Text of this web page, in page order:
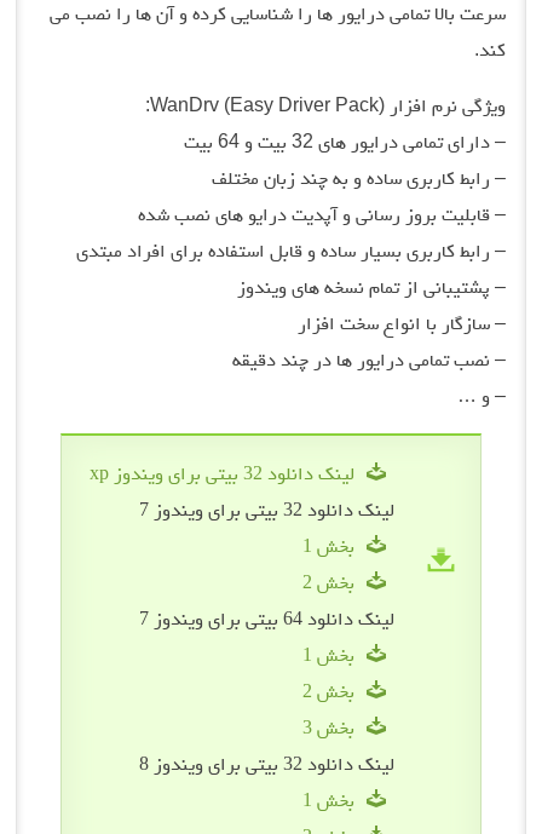
سرعت بالا تمامی درایور ها را شناسایی کرده و آن ها را نصب می
کند.
ویژگی نرم افزار (WanDrv (Easy Driver Pack:
– دارای تمامی درایور های 32 بیت و 64 بیت
– رابط کاربری ساده و به چند زبان مختلف
– قابلیت بروز رسانی و آپدیت درایو های نصب شده
– رابط کاربری بسیار ساده و قابل استفاده برای افراد مبتدی
– پشتیبانی از تمام نسخه های ویندوز
– سازگار با انواع سخت افزار
– نصب تمامی درایور ها در چند دقیقه
– و …
لینک دانلود 32 بیتی برای ویندوز xp
لینک دانلود 32 بیتی برای ویندوز 7
بخش 1
بخش 2
لینک دانلود 64 بیتی برای ویندوز 7
بخش 1
بخش 2
بخش 3
لینک دانلود 32 بیتی برای ویندوز 8
بخش 1